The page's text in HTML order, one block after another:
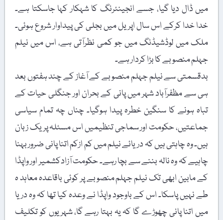
میں ڈال دیا گیا، جسے انجینئرنگ کا شہکار کہا جاسکتا ہے۔
خدا خدا کرکے اس سال اپریل میں بجلی کی پیداوار شروع ہوئی۔
ملک میں لوڈشیڈنگ میں جو کمی نظرآتی ہے، اس میں نیلم
جہلم منصوبے کا بڑا کردار ہے۔
بدقسمتی سے نیلم جہلم منصوبے کے آغاز کے چند ہفتوں بعد
ہی سے مظفرآباد شہر میں پانی کے بحران اور جنگلی حیات کے
تباہ ہونے کا سنگین خطرہ پیدا ہوگیا۔ چناں چہ تمام سیاسی
جماعتیں، حکومت اور سماجی تنظیمیں اس مسئلہ پر یک زبان
ہیں۔ وہ چاہتی ہیں کہ دریائے نیلم میں کم ازکم اتنا پانی ضرور بہنا
چاہیے کہ وہ نالہ بننے سے بچا رہے۔ حکومت آزادکشمیر اور واپڈا
کے مابین ابھی تک نیلم جہلم منصوبے پر کوئی باقاعدہ معاہد ہ
طے نہیں پاسکا۔ اس کے باوجود واپڈا نے وعدہ کیا تھا کہ وہ دریا
میں اتنا پانی چھوڑے گا کہ یہ بہتا رہے گا، شہریوں کو تکلیف